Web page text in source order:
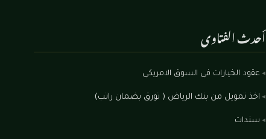
أحدث الفتاوى
عقود الخيارات في السوق الامريكي
اخذ تمويل من بنك الرياض ( تورق بضمان راتب)
سندات